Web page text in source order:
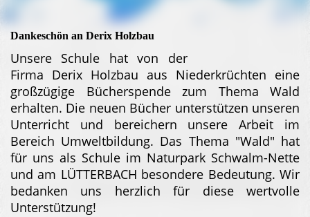
Dankeschön an Derix Holzbau
Unsere Schule hat von der
Firma Derix Holzbau aus Niederkrüchten eine
großzügige Bücherspende zum Thema Wald
erhalten. Die neuen Bücher unterstützen unseren
Unterricht und bereichern unsere Arbeit im
Bereich Umweltbildung. Das Thema "Wald" hat
für uns als Schule im Naturpark Schwalm-Nette
und am LÜTTERBACH besondere Bedeutung. Wir
bedanken uns herzlich für diese wertvolle
Unterstützung!